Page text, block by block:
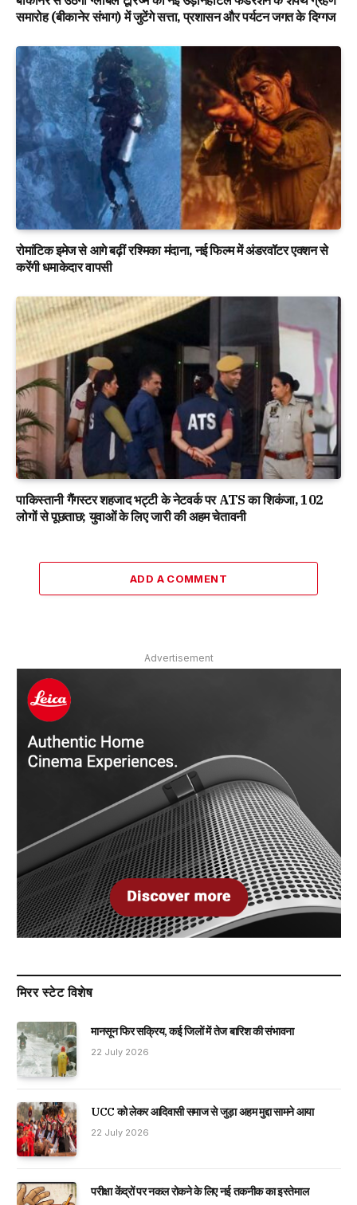
समारोह (बीकानेर संभाग) में जुटेंगे सत्ता, प्रशासन और पर्यटन जगत के दिग्गज
रोमांटिक इमेज से आगे बढ़ीं रश्मिका मंदाना, नई फिल्म में अंडरवॉटर एक्शन से
करेंगी धमाकेदार वापसी
पाकिस्तानी गैंगस्टर शहजाद भट्टी के नेटवर्क पर ATS का शिकंजा, 102
लोगों से पूछताछ; युवाओं के लिए जारी की अहम चेतावनी
ADD A COMMENT
Advertisement
मिरर स्टेट विशेष
मानसून फिर सक्रिय, कई जिलों में तेज बारिश की संभावना
22 July 2026
UCC को लेकर आदिवासी समाज से जुड़ा अहम मुद्दा सामने आया
22 July 2026
परीक्षा केंद्रों पर नकल रोकने के लिए नई तकनीक का इस्तेमाल